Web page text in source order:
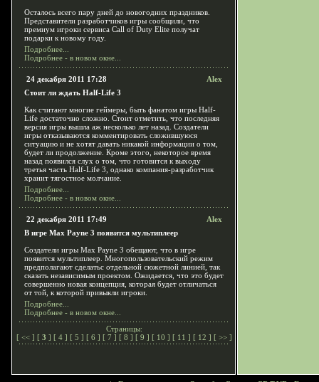
Осталось всего пару дней до новогодних праздников.
Представители разработчиков игры сообщили, что
премиум игроки сервиса Call of Duty Elite получат
подарки к новому году.
Подробнее...
Подробнее - в новом окне...
24 декабря 2011 17:28
Alex
Стоит ли ждать Half-Life 3
Как считают многие геймеры, быть фанатом игры Half-
Life достаточно сложно. Стоит отметить, что последняя
версия игры вышла аж несколько лет назад. Создатели
игры отказываются комментировать сложившуюся
ситуацию и не хотят давать никакой информации о том,
будет ли продолжение. Кроме этого, некоторое время
назад появился слух о том, что готовится к выходу
третья часть Half-Life 3, однако компания-разработчик
хранит тягостное молчание.
Подробнее...
Подробнее - в новом окне...
22 декабря 2011 17:49
Alex
В игре Max Payne 3 появится мультиплеер
Создатели игры Max Payne 3 обещают, что в игре
появится мультиплеер. Многопользовательский режим
предполагают сделатьс отдельной сюжетной линией, так
сказать независимым проектом. Ожидается, что это будет
совершенно новая концепция, которая будет отличаться
от той, к которой привыкли игроки.
Подробнее...
Подробнее - в новом окне...
Страницы:
[ << ] [ 3 ] [ 4 ] [ 5 ] [ 6 ] [ 7 ] [ 8 ] [ 9 ] [ 10 ] [ 11 ] [ 12 ] [ >> ]